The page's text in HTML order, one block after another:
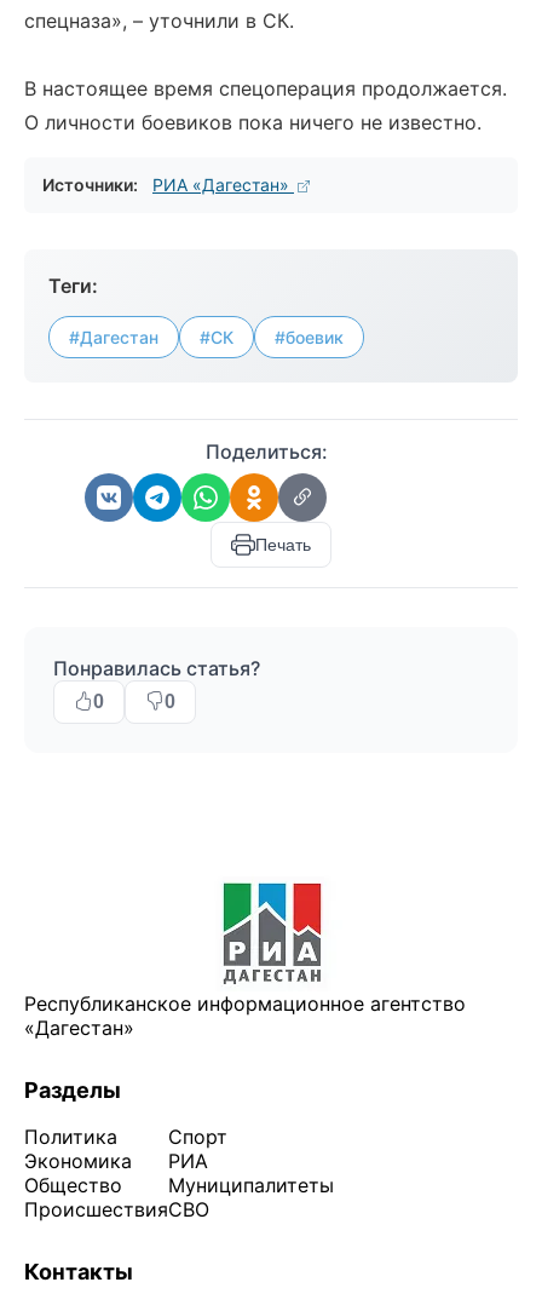
спецназа», – уточнили в СК.
В настоящее время спецоперация продолжается.
О личности боевиков пока ничего не известно.
Источники: РИА «Дагестан»
Теги:
#Дагестан #СК #боевик
Поделиться:
Печать
Понравилась статья?
0 0
Республиканское информационное агентство
«Дагестан»
Разделы
Политика
Экономика
Общество
Происшествия
Спорт
РИА
Муниципалитеты
СВО
Контакты